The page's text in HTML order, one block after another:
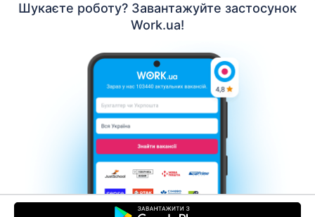
Шукаєте роботу? Завантажуйте застосунок
Work.ua!
Контакти Про нас
Кар’єра
Допомога Умови використання